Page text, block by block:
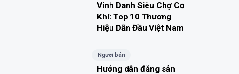
Vinh Danh Siêu Chợ Cơ
Khí: Top 10 Thương
Hiệu Dẫn Đầu Việt Nam
Người bán
Hướng dẫn đăng sản